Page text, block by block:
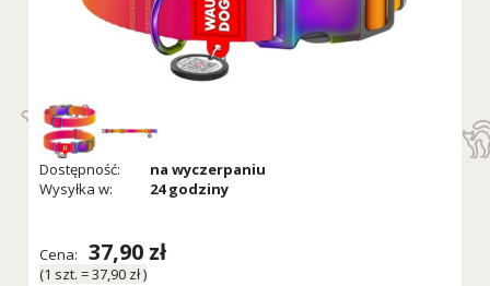
Dostępność:
na wyczerpaniu
Wysyłka w:
24 godziny
Cena: 37,90 zł
(1 szt. =37,90 zł)